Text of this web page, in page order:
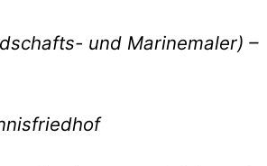
und Marinemaler) –